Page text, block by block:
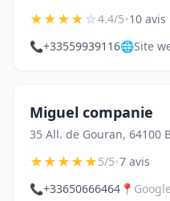
★★★★☆4.4/5•10 avis
📞+33559939116🌐Site
Miguel companie
35 All. de Gouran, 64100
★★★★★5/5•7 avis
📞+33650666464 📍